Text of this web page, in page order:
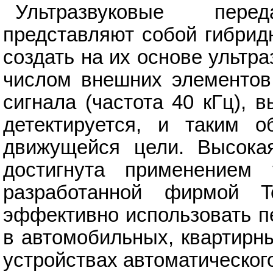
Ультразвуковые
представляют собой
создать на их основе
числом внешних
сигнала (частота 40 кГц),
детектируется, и таким
движущейся цели.
достигнута
разработанной фирмой
эффективно использовать
в автомобильных,
устройствах